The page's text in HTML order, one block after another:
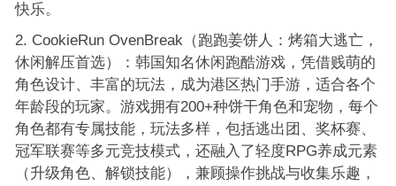
快乐。
CookieRun OvenBreak（跑跑姜饼人：烤箱大逃亡，
休闲解压首选）：韩国知名休闲跑酷游戏，凭借贱萌的
角色设计、丰富的玩法，成为港区热门手游，适合各个
年龄段的玩家。游戏拥有200+种饼干角色和宠物，每个
角色都有专属技能，玩法多样，包括逃出团、奖杯赛、
冠军联赛等多元竞技模式，还融入了轻度RPG养成元素
（升级角色、解锁技能），兼顾操作挑战与收集乐趣，